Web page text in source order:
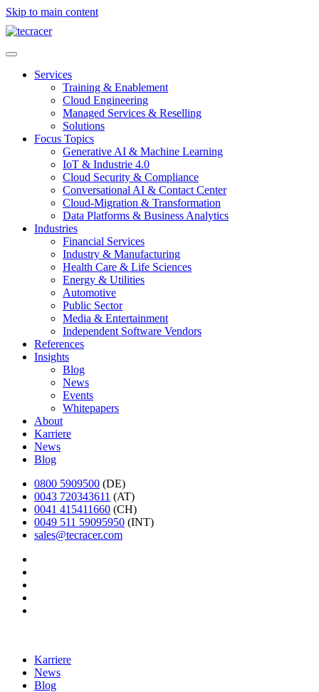
Skip to main content
Services
Training & Enablement
Cloud Engineering
Managed Services & Reselling
Solutions
Focus Topics
Generative AI & Machine Learning
IoT & Industrie 4.0
Cloud Security & Compliance
Conversational AI & Contact Center
Cloud-Migration & Transformation
Data Platforms & Business Analytics
Industries
Financial Services
Industry & Manufacturing
Health Care & Life Sciences
Energy & Utilities
Automotive
Public Sector
Media & Entertainment
Independent Software Vendors
References
Insights
Blog
News
Events
Whitepapers
About
Karriere
News
Blog
0800 5909500 (DE)
0043 720343611 (AT)
0041 415411660 (CH)
0049 511 59095950 (INT)
sales@tecracer.com
Karriere
News
Blog